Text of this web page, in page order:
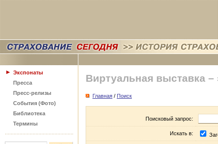
Экспонаты
Пресса
Пресс-релизы
События (Фото)
Библиотека
Термины
Виртуальная выставка –
Главная / Поиск
Поисковый запрос:
Искать в: